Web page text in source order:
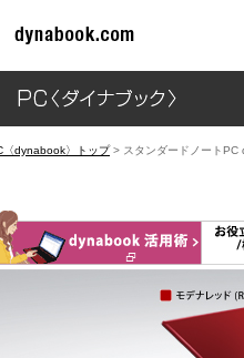
〈dynabook〉トップ> スタンダードノートPC